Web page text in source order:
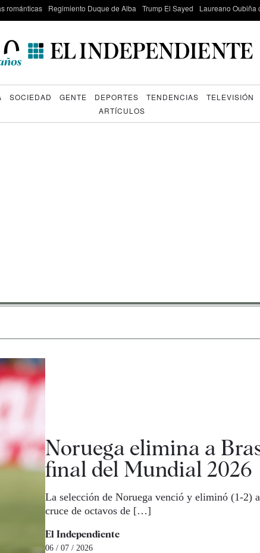
románticas Regimiento Duque de Alba Trump El Sayed Laureano Oubiña
SOCIEDAD GENTE DEPORTES TENDENCIAS TELEVISIÓN
ARTÍCULOS
Noruega elimina a
final del Mundial 2026
La selección de Noruega venció y eliminó (1-2)
cruce de octavos de […]
El Independiente
06 / 07 / 2026